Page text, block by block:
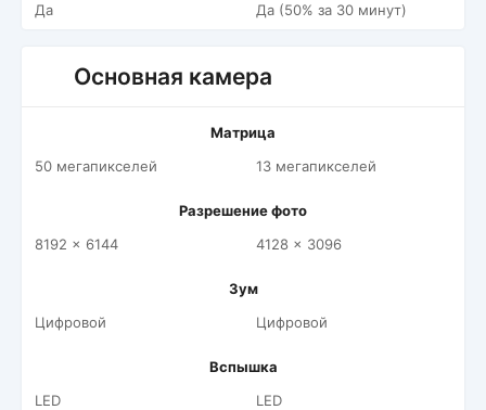
Да
Да (50% за 30 минут)
Основная камера
Матрица
50 мегапикселей
13 мегапикселей
Разрешение фото
8192 x 6144
4128 x 3096
Зум
Цифровой
Цифровой
Вспышка
LED
LED